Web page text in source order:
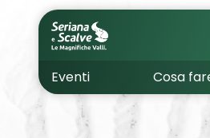
Eventi Cosa
Cultura
Esperienze
Dove dormire
Come muoversi
Uffici turistici